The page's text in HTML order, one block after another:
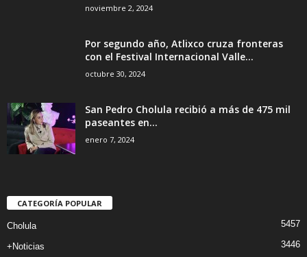
noviembre 2, 2024
Por segundo año, Atlixco cruza fronteras
con el Festival Internacional Valle...
octubre 30, 2024
San Pedro Cholula recibió a más de 475 mil
paseantes en...
enero 7, 2024
CATEGORÍA POPULAR
Cholula 5457
+Noticias 3446